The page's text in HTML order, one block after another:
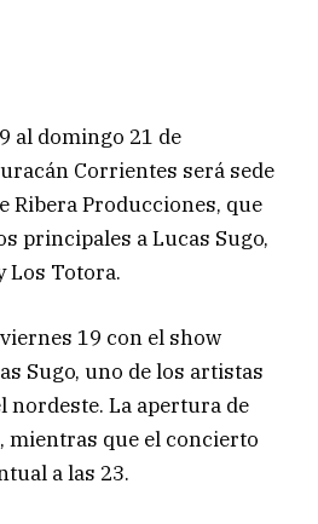
al domingo 21 de
Corrientes será sede
Ribera Producciones, que
principales a Lucas Sugo,
Los Totora.
19 con el show
Sugo, uno de los artistas
nordeste. La apertura de
mientras que el concierto
a las 23.